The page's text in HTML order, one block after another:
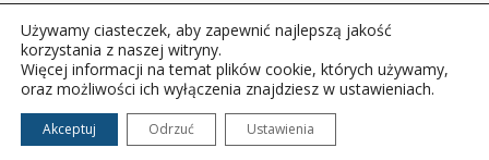
Copyright © 2026Polskie Radio Rzeszów S.A. w likwidacj.
Wszelkie prawa zastrzeżone.
Używamy ciasteczek, aby zapewnić najlepszą jakość
korzystania z naszej witryny.
Więcej informacji na temat plików cookie, których używamy,
oraz możliwości ich wyłączenia znajdziesz w ustawieniach.
Akceptuj Odrzuć Ustawienia